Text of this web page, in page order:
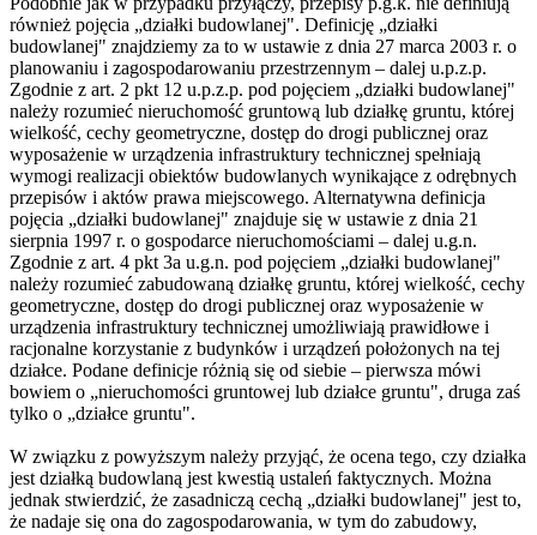
również pojęcia „działki budowlanej". Definicję „działki
budowlanej" znajdziemy za to w ustawie z dnia 27 marca 2003 r. o
planowaniu i zagospodarowaniu przestrzennym – dalej u.p.z.p.
Zgodnie z art. 2 pkt 12 u.p.z.p. pod pojęciem „działki budowlanej"
należy rozumieć nieruchomość gruntową lub działkę gruntu, której
wielkość, cechy geometryczne, dostęp do drogi publicznej oraz
wyposażenie w urządzenia infrastruktury technicznej spełniają
wymogi realizacji obiektów budowlanych wynikające z odrębnych
przepisów i aktów prawa miejscowego. Alternatywna definicja
pojęcia „działki budowlanej" znajduje się w ustawie z dnia 21
sierpnia 1997 r. o gospodarce nieruchomościami – dalej u.g.n.
Zgodnie z art. 4 pkt 3a u.g.n. pod pojęciem „działki budowlanej"
należy rozumieć zabudowaną działkę gruntu, której wielkość, cechy
geometryczne, dostęp do drogi publicznej oraz wyposażenie w
urządzenia infrastruktury technicznej umożliwiają prawidłowe i
racjonalne korzystanie z budynków i urządzeń położonych na tej
działce. Podane definicje różnią się od siebie – pierwsza mówi
bowiem o „nieruchomości gruntowej lub działce gruntu", druga zaś
tylko o „działce gruntu".
W związku z powyższym należy przyjąć, że ocena tego, czy działka
jest działką budowlaną jest kwestią ustaleń faktycznych. Można
jednak stwierdzić, że zasadniczą cechą „działki budowlanej" jest to,
że nadaje się ona do zagospodarowania, w tym do zabudowy,